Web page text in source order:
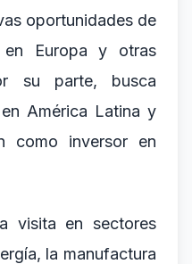
oportunidades de
en Europa y otras
su parte, busca
América Latina y
como inversor en
visita en sectores
la manufactura